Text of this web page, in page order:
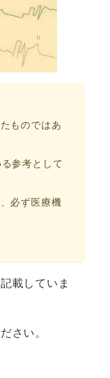
ものではあ
参考として
必ず医療機
載していま
さい。